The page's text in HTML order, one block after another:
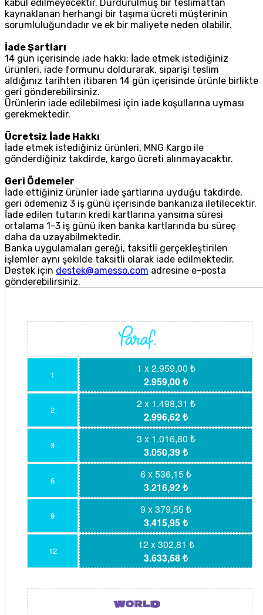
kabul edilmeyecektir. Durdurulmuş bir teslimattan
kaynaklanan herhangi bir taşıma ücreti müşterinin
sorumluluğundadır ve ek bir maliyete neden olabilir.
İade Şartları
14 gün içerisinde iade hakkı: İade etmek istediğiniz
ürünleri, iade formunu doldurarak, siparişi teslim
aldığınız tarihten itibaren 14 gün içerisinde ürünle birlikte
geri gönderebilirsiniz.
Ürünlerin iade edilebilmesi için iade koşullarına uyması
gerekmektedir.
Ücretsiz İade Hakkı
İade etmek istediğiniz ürünleri, MNG Kargo ile
gönderdiğiniz takdirde, kargo ücreti alınmayacaktır.
Geri Ödemeler
İade ettiğiniz ürünler iade şartlarına uyduğu takdirde,
geri ödemeniz 3 iş günü içerisinde bankanıza iletilecektir.
İade edilen tutarın kredi kartlarına yansıma süresi
ortalama 1-3 iş günü iken banka kartlarında bu süreç
daha da uzayabilmektedir.
Banka uygulamaları gereği, taksitli gerçekleştirilen
işlemler aynı şekilde taksitli olarak iade edilmektedir.
Destek için destek@amesso.com adresine e-posta
gönderebilirsiniz.
1
1 x 2.959,00 ₺
2.959,00 ₺
2
2 x 1.498,31 ₺
2.996,62 ₺
3
3 x 1.016,80 ₺
3.050,39 ₺
6
6 x 536,15 ₺
3.216,92 ₺
9
9 x 379,55 ₺
3.415,95 ₺
12
12 x 302,81 ₺
3.633,68 ₺